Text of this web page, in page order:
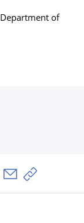
of
Facebook
via Xvia
Condividi via e-
Copia link